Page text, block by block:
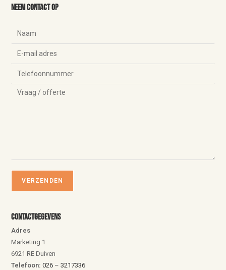
Neem contact op
Contactgegevens
Adres
Marketing 1
6921 RE Duiven
Telefoon:026 – 3217336